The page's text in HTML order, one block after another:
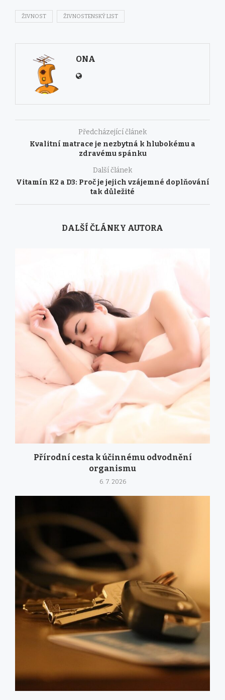
ŽIVNOST ŽIVNOSTENSKÝ LIST
ONA
Předcházející článek
Kvalitní matrace je nezbytná k hlubokému a
zdravému spánku
Další článek
Vitamín K2 a D3: Proč je jejich vzájemné doplňování
tak důležité
DALŠÍ ČLÁNKY AUTORA
Přírodní cesta k účinnému odvodnění
organismu
6. 7. 2026